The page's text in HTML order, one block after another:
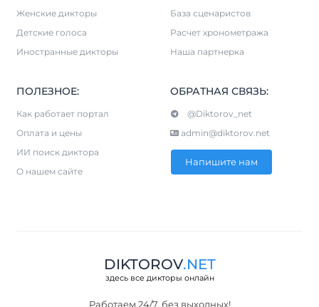
Женские дикторы
Детские голоса
Иностранные дикторы
База сценаристов
Расчет хронометража
Наша партнерка
ПОЛЕЗНОЕ:
Как работает портал
Оплата и цены
ИИ поиск диктора
О нашем сайте
ОБРАТНАЯ СВЯЗЬ:
@Diktorov_net
admin@diktorov.net
Напишите нам
DIKTOROV.NET
здесь все дикторы онлайн
Работаем 24/7, без выходных!